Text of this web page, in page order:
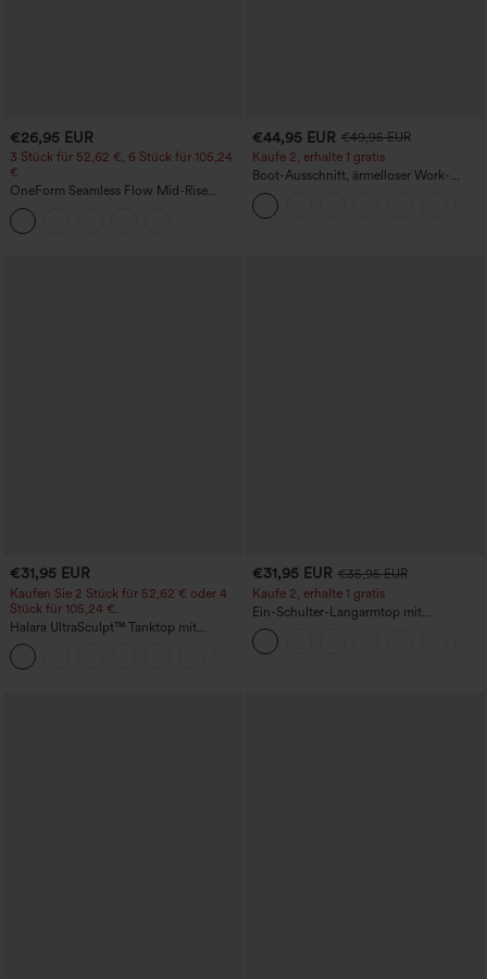
€26,95 EUR
3 Stück für 52,62 €, 6 Stück für 105,24
€
OneForm Seamless Flow Mid-Rise
Yoga-Leggings - mittelhoher Bund,
bauchformend und mit Po-Lifting-
Effekt
€44,95 EUR €49,95 EUR
Kaufe 2, erhalte 1 gratis
Boot-Ausschnitt, ärmelloser Work-
Jumpsuit mit seitlicher Bindung,
kühlender Cool-Touch-Effekt, gestreift
und mit Taschen – Easy Peezy Edition
€31,95 EUR
Kaufen Sie 2 Stück für 52,62 € oder 4
Stück für 105,24 €.
Halara UltraSculpt™ Tanktop mit
Rundhalsausschnitt und
geschwungenem Saum
€31,95 EUR €35,95 EUR
Kaufe 2, erhalte 1 gratis
Ein-Schulter-Langarmtop mit
Daumenloch, geschwungener Saum
(High-Low), schnell trocknend – Yoga-
Sporttop mit integriertem BH